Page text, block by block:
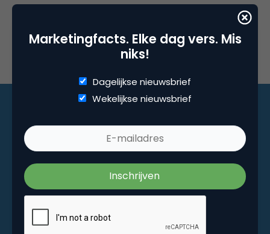
Marketingfacts. Elke dag vers. Mis
niks!
Dagelijkse nieuwsbrief
Wekelijkse nieuwsbrief
Marketingfacts. Elke dag vers. Mis niks!
Dagelijkse nieuwsbrief
Wekelijkse nieuwsbrief